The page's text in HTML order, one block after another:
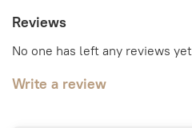
Reviews
No one has left any reviews yet
Write a review